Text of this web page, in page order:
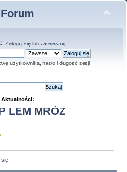
. Zaloguj sięlub zarejestruj.
użytkownika, hasło i długość sesji
Aktualności:
LEM MRÓZ
się